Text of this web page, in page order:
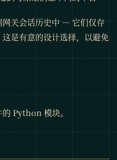
网关会话历史中 — 它们仅存
是有意的设计选择，以避免
Python 模块。